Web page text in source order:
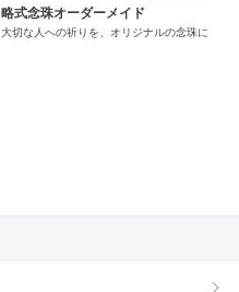
略式念珠オーダーメイド
大切な人への祈りを、オリジナルの念珠に